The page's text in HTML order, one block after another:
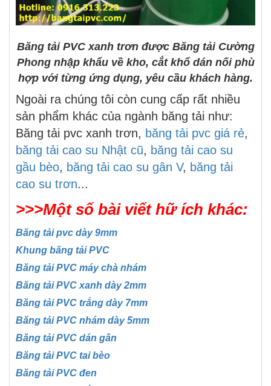
Băng tải PVC xanh trơn được Băng tải Cường
Phong nhập khẩu về kho, cắt khổ dán nối phù
hợp với từng ứng dụng, yêu cầu khách hàng.
Ngoài ra chúng tôi còn cung cấp rất nhiều
sản phẩm khác của ngành băng tải như:
Băng tải pvc xanh trơn, băng tải pvc giá rẻ,
băng tải cao su Nhật cũ, băng tải cao su
gầu bèo, băng tải cao su gân V, băng tải
cao su trơn...
>>>Một số bài viết hữ ích khác:
Băng tải pvc dày 9mm
Khung băng tải PVC
Băng tải PVC máy chà nhám
Băng tải PVC xanh dày 2mm
Băng tải PVC trắng dày 7mm
Băng tải PVC nhám dày 5mm
Băng tải PVC dán gân
Băng tải PVC tai bèo
Băng tải PVC đen